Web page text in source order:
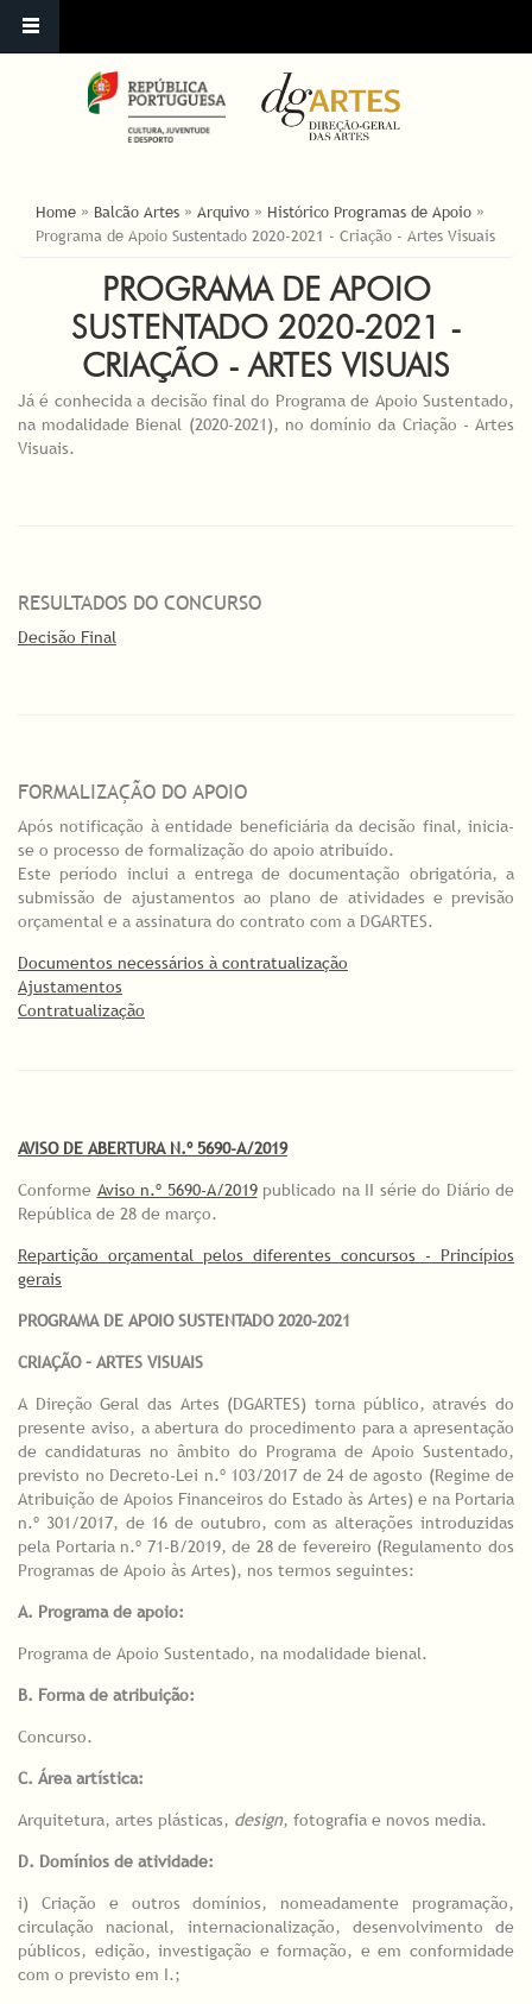
ESTÁ AQUI
Home » Balcão Artes » Arquivo » Histórico Programas de Apoio »
Programa de Apoio Sustentado 2020-2021 - Criação - Artes Visuais
PROGRAMA DE APOIO
SUSTENTADO 2020-2021 -
CRIAÇÃO - ARTES VISUAIS
Já é conhecida a decisão final do Programa de Apoio Sustentado,
na modalidade Bienal (2020-2021), no domínio da Criação - Artes
Visuais.
RESULTADOS DO CONCURSO
Decisão Final
FORMALIZAÇÃO DO APOIO
Após notificação à entidade beneficiária da decisão final, inicia-
se o processo de formalização do apoio atribuído.
Este período inclui a entrega de documentação obrigatória, a
submissão de ajustamentos ao plano de atividades e previsão
orçamental e a assinatura do contrato com a DGARTES.
Documentos necessários à contratualização
Ajustamentos
Contratualização
AVISO DE ABERTURA N.º 5690-A/2019
Conforme Aviso n.º 5690-A/2019publicado na II série do Diário de
República de 28 de março.
Repartição orçamental pelos diferentes concursos - Princípios
gerais
PROGRAMA DE APOIO SUSTENTADO 2020-2021
CRIAÇÃO – ARTES VISUAIS
A Direção Geral das Artes (DGARTES) torna público, através do
presente aviso, a abertura do procedimento para a apresentação
de candidaturas no âmbito do Programa de Apoio Sustentado,
previsto no Decreto-Lei n.º 103/2017 de 24 de agosto (Regime de
Atribuição de Apoios Financeiros do Estado às Artes) e na Portaria
n.º 301/2017, de 16 de outubro, com as alterações introduzidas
pela Portaria n.º 71-B/2019, de 28 de fevereiro (Regulamento dos
Programas de Apoio às Artes), nos termos seguintes:
A. Programa de apoio:
Programa de Apoio Sustentado, na modalidade bienal.
B. Forma de atribuição:
Concurso.
C. Área artística:
Arquitetura, artes plásticas, design, fotografia e novos media.
D. Domínios de atividade:
i) Criação e outros domínios, nomeadamente programação,
circulação nacional, internacionalização, desenvolvimento de
públicos, edição, investigação e formação, e em conformidade
com o previsto em I.;